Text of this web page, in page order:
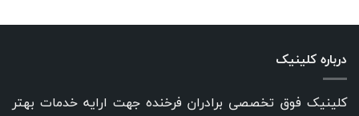
درباره کلینیک
کلینیک فوق تخصصی برادران فرخنده جهت ارایه خدمات بهتر